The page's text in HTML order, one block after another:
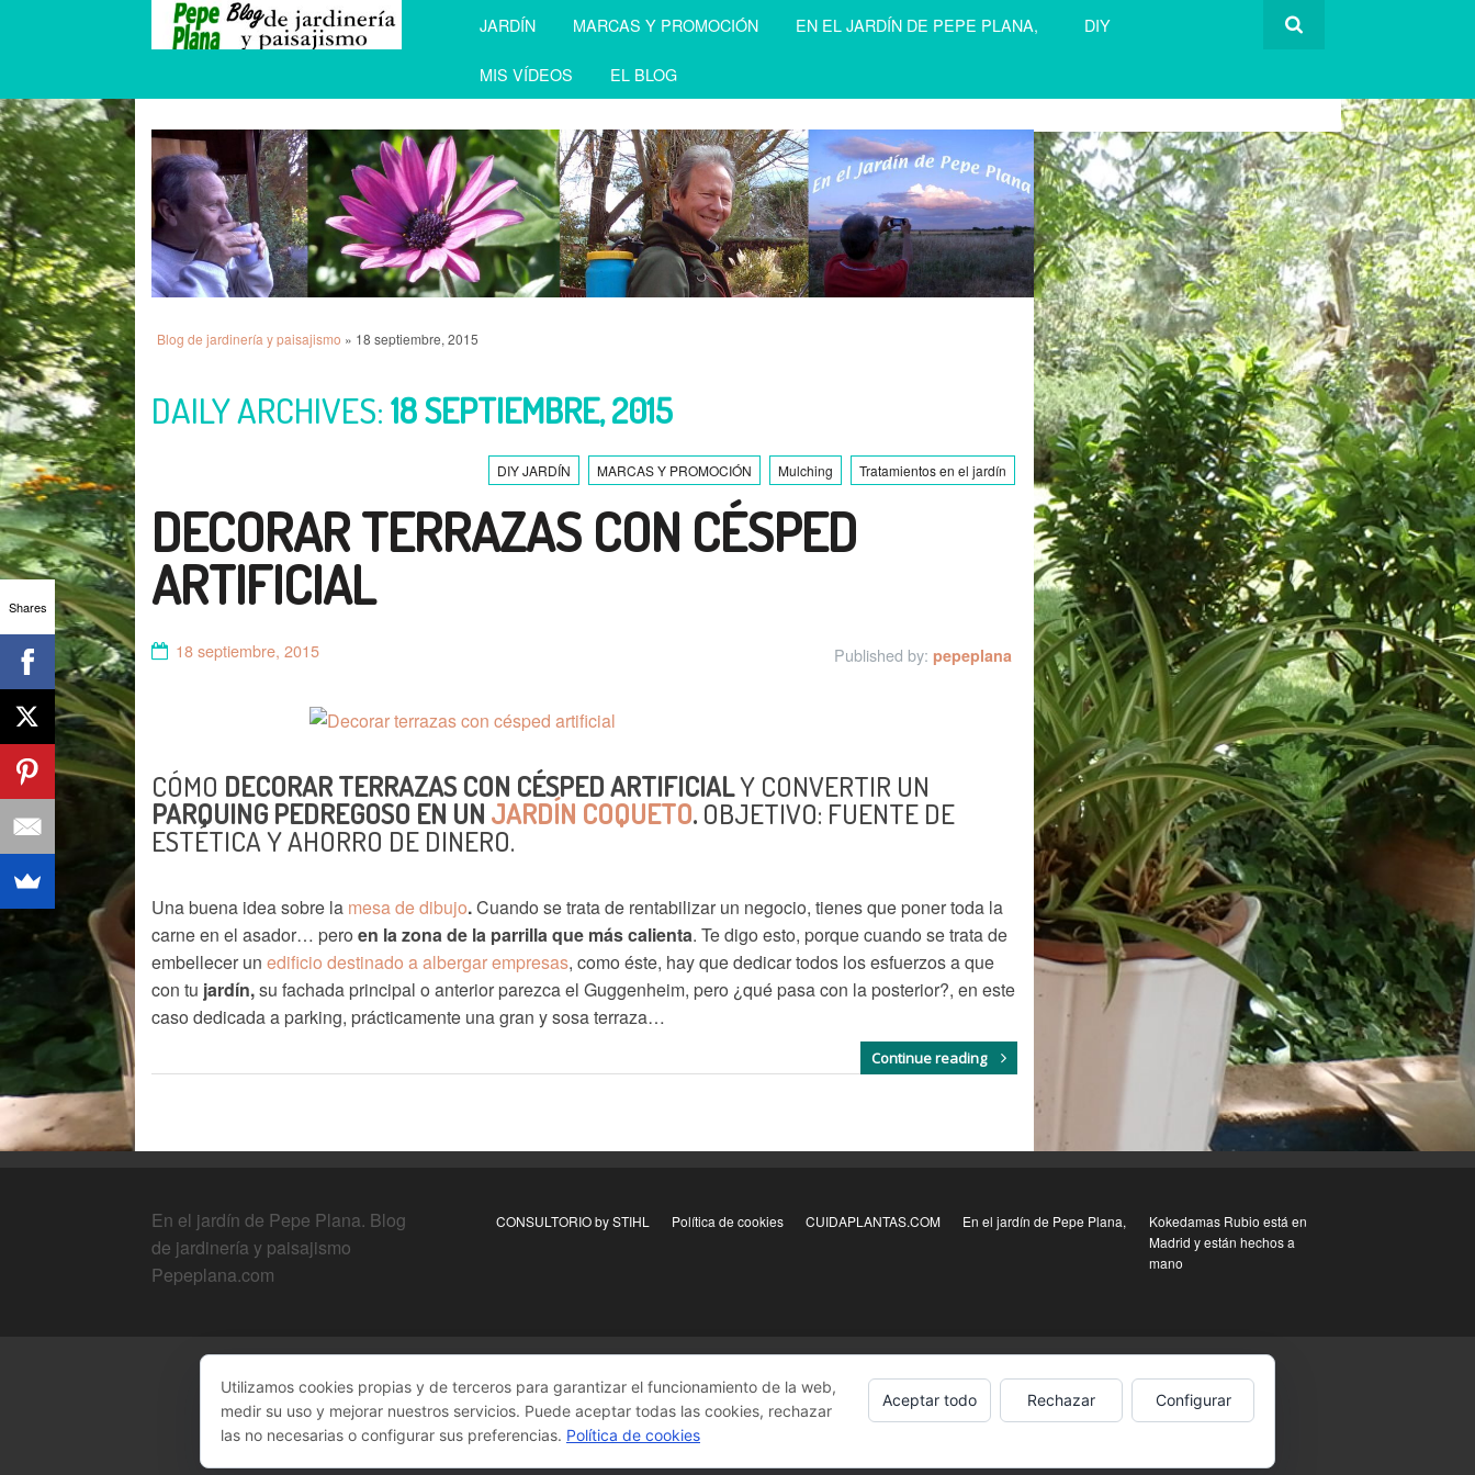
JARDÍN MARCAS Y PROMOCIÓN EN EL JARDÍN DE PEPE PLANA, DIY
MIS VÍDEOS EL BLOG
Blog de jardinería y paisajismo » 18 septiembre, 2015
DAILY ARCHIVES:18 SEPTIEMBRE, 2015
DIY JARDÍN MARCAS Y PROMOCIÓN Mulching Tratamientos en el jardín
DECORAR TERRAZAS CON CÉSPED
ARTIFICIAL
18 septiembre, 2015 Published by: pepeplana
CÓMO DECORAR TERRAZAS CON CÉSPED ARTIFICIALY CONVERTIR UN
PARQUING PEDREGOSO EN UN JARDÍN COQUETO.OBJETIVO: FUENTE DE
ESTÉTICA Y AHORRO DE DINERO.
Una buena idea sobre la mesa de dibujo.Cuando se trata de rentabilizar un negocio, tienes que poner toda la
carne en el asador… pero en la zona de la parrilla que más calienta. Te digo esto, porque cuando se trata de
embellecer un edificio destinado a albergar empresas, como éste, hay que dedicar todos los esfuerzos a que
con tu jardín,su fachada principal o anterior parezca el Guggenheim, pero ¿qué pasa con la posterior?, en este
caso dedicada a parking, prácticamente una gran y sosa terraza…
Continue reading
En el jardín de Pepe Plana. Blog
de jardinería y paisajismo
Pepeplana.com
CONSULTORIO by STIHL Política de cookies CUIDAPLANTAS.COM En el jardín de Pepe Plana,
Kokedamas Rubio está en
Madrid y están hechos a
mano
Utilizamos cookies propias y de terceros para garantizar el funcionamiento de la web,
medir su uso y mejorar nuestros servicios. Puede aceptar todas las cookies, rechazar
las no necesarias o configurar sus preferencias. Política de cookies
Aceptar todo Rechazar Configurar
Shares